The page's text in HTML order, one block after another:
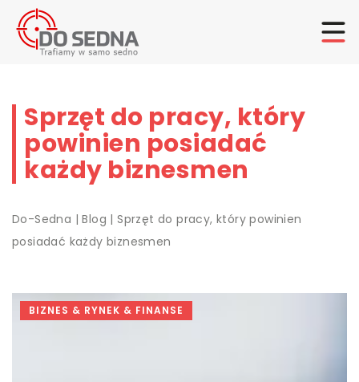
Sprzęt do pracy, który
powinien posiadać
każdy biznesmen
Do-Sedna |Blog |Sprzęt do pracy, który powinien
posiadać każdy biznesmen
BIZNES & RYNEK & FINANSE